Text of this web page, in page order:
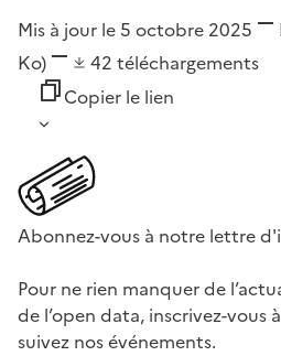
Mis à jour le 5 octobre 2025
Ko)
42 téléchargements
Copier le lien
Abonnez-vous à notre lettre
Pour ne rien manquer de
de l’open data, inscrivez-
suivez nos événements.